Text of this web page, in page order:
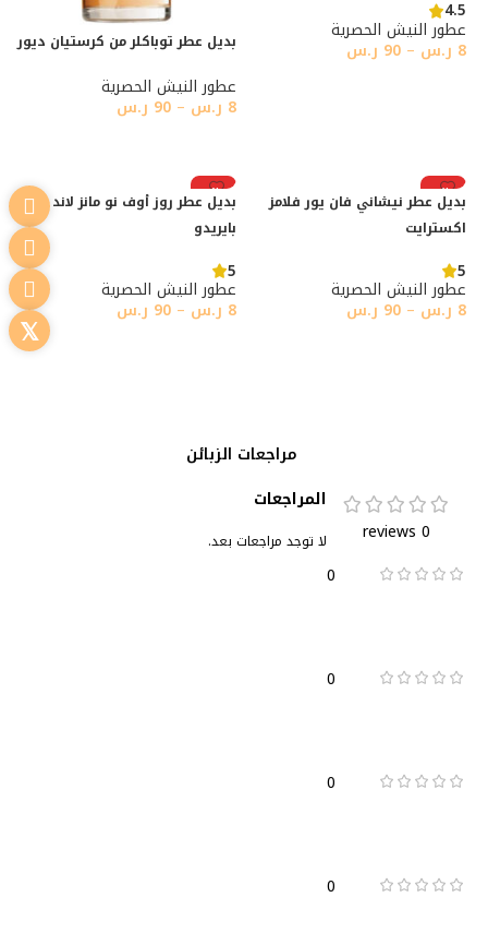
4.5
عطور النيش الحصرية
8 ر.س –
90 ر.س بديل عطر توباكلر من كرستيان ديور
عطور النيش الحصرية
8 ر.س –
90 ر.س
رائج
بديل عطر نيشاني فان يور فلامز
اكسترايت
5
عطور النيش الحصرية
8 ر.س –
90 ر.س
رائج
بديل عطر روز أوف نو مانز لاند من
بايريدو
5
عطور النيش الحصرية
8 ر.س –
90 ر.س
مراجعات الزبائن
0 reviews
0
0
0
0
المراجعات
لا توجد مراجعات بعد.